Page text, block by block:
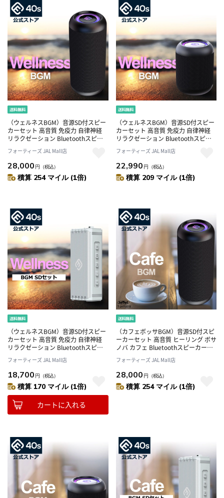
（ウェルネスBGM）音源SD付スピー
カーセット 高音質 免疫力 自律神経
リラクゼーション Bluetoothスピー
フォーティーズ JAL Mall店
28,000 円 （税込）
積算 254 マイル (1倍)
（ウェルネスBGM）音源SD付スピー
カーセット 高音質 免疫力 自律神経
リラクゼーション Bluetoothスピー
フォーティーズ JAL Mall店
22,990 円 （税込）
積算 209 マイル (1倍)
（ウェルネスBGM）音源SD付スピー
カーセット 高音質 免疫力 自律神経
リラクゼーション Bluetoothスピー
フォーティーズ JAL Mall店
18,700 円 （税込）
積算 170 マイル (1倍)
カートに入れる
（カフェボッサBGM）音源SD付スピ
ーカーセット 高音質 ヒーリング ボサ
ノバ カフェ Bluetoothスピーカー
フォーティーズ JAL Mall店
28,000 円 （税込）
積算 254 マイル (1倍)